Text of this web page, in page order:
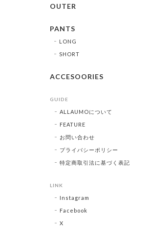
OUTER
PANTS
LONG
SHORT
ACCESOORIES
GUIDE
ALLAUMOについて
FEATURE
お問い合わせ
プライバシーポリシー
特定商取引法に基づく表記
LINK
Instagram
Facebook
X